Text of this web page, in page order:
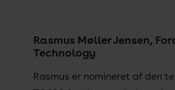
Rasmus Møller Jensen,
Technology
Rasmus er nomineret af den